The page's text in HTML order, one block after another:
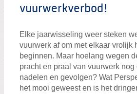
vuurwerkverbod!
Elke jaarwisseling weer steken
vuurwerk af om met elkaar vrolijk
beginnen. Maar hoelang wegen
pracht en praal van vuurwerk
nadelen en gevolgen? Wat
het mooi geweest en is het